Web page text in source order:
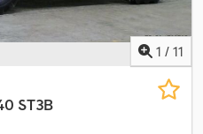
1 / 11
ST3B